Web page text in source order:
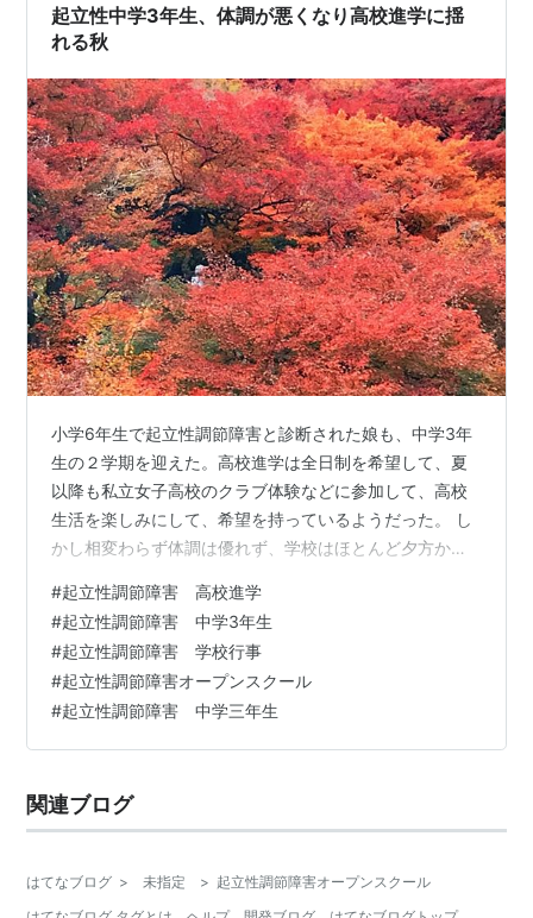
起立性中学3年生、体調が悪くなり高校進学に揺
れる秋
小学6年生で起立性調節障害と診断された娘も、中学3年
生の２学期を迎えた。高校進学は全日制を希望して、夏
以降も私立女子高校のクラブ体験などに参加して、高校
生活を楽しみにして、希望を持っているようだった。 し
かし相変わらず体調は優れず、学校はほとんど夕方から
受験させてもらえることになっていたが、体調が悪く夕
方登校が精いっぱいだった。 そして、18時ごろ学校から
電話が。 娘が下駄箱で倒れて動けなくなっているところ
を、警備員の人が見つけ、自力で帰れないから迎えに来
てほしいという。 学校で倒れたという知らせに、私は心
臓が止まりそうなくらいびっくりした…
#起立性調節障害 高校進学
#起立性調節障害 中学3年生
#起立性調節障害 学校行事
#起立性調節障害オープンスクール
#起立性調節障害 中学三年生
関連ブログ
はてなブログ > 未指定 > 起立性調節障害オープンスクール